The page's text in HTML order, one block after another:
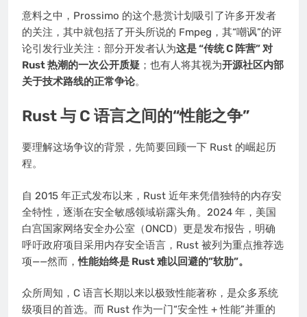
意料之中，Prossimo 的这个悬赏计划吸引了许多开发者
的关注，其中就包括了开头所说的 Fmpeg，其“嘲讽”的评
论引发行业关注：部分开发者认为这是 “传统 C 阵营” 对
Rust 热潮的一次公开质疑 ；也有人将其视为开源社区内部
关于技术路线的正常争论。
Rust 与 C 语言之间的“性能之争”
要理解这场争议的背景，先简要回顾一下 Rust 的崛起历
程。
自 2015 年正式发布以来，Rust 近年来凭借独特的内存安
全特性，逐渐在安全敏感领域崭露头角。2024 年，美国
白宫国家网络安全办公室（ONCD）更是发布报告，明确
呼吁政府项目采用内存安全语言，Rust 被列为重点推荐选
项——然而，性能始终是 Rust 难以回避的”软肋”。
众所周知，C 语言长期以来以极致性能著称，是众多系统
级项目的首选。而 Rust 作为一门“安全性 + 性能”并重的